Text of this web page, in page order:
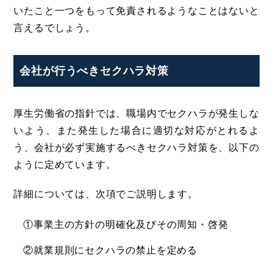
いたこと一つをもって免責されるようなことはないと
言えるでしょう。
会社が行うべきセクハラ対策
厚生労働省の指針では、職場内でセクハラが発生しな
いよう、また発生した場合に適切な対応がとれるよ
う、会社が必ず実施するべきセクハラ対策を、以下の
ように定めています。
詳細については、次項でご説明します。
①事業主の方針の明確化及びその周知・啓発
②就業規則にセクハラの禁止を定める